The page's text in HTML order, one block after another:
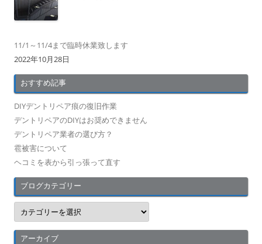
11/1～11/4まで臨時休業致します
2022年10月28日
おすすめ記事
DIYデントリペア痕の復旧作業
デントリペアのDIYはお奨めできません
デントリペア業者の選び方？
雹被害について
ヘコミを表から引っ張って直す
ブログカテゴリー
ブ
ロ
グ
カ
テアーカイブ